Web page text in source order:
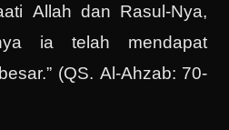
Allah dan Rasul-Nya,
ia telah mendapat
(QS. Al-Ahzab: 70-